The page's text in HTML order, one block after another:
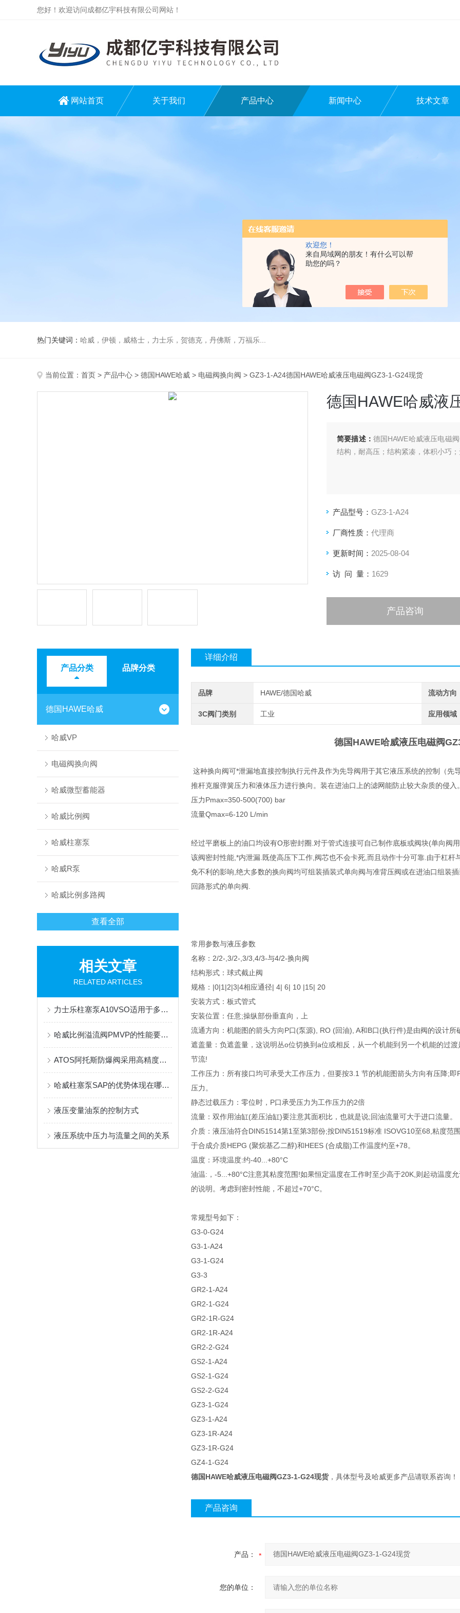
欢迎您！
来自局域网的朋友！有什么可以帮
助您的吗？
您好！欢迎访问成都亿宇科技有限公司网站！
网站首页 关于我们 产品中心 新闻中心 技术文章
热门关键词： 哈威，伊顿，威格士，力士乐，贺德克，丹佛斯，万福乐...
当前位置： 首页 > 产品中心 > 德国HAWE哈威 > 电磁阀换向阀 > GZ3-1-A24德国HAWE哈威液压电磁阀GZ3-1-G24现货
德国HAWE哈威液
简要描述： 德国HAWE哈威液压电磁
结构，耐高压；结构紧凑，体积小巧
产品型号： GZ3-1-A24
厂商性质： 代理商
更新时间： 2025-08-04
访 问 量： 1629
产品咨询
产品分类 品牌分类
德国HAWE哈威
哈威VP
电磁阀换向阀
哈威微型蓄能器
哈威比例阀
哈威柱塞泵
哈威R泵
哈威比例多路阀
查看全部
相关文章
RELATED ARTICLES
力士乐柱塞泵A10VSO适用于多种工作条件和环境
哈威比例溢流阀PMVP的性能要求有哪些？这里有着详细的分析
ATOS阿托斯防爆阀采用高精度压力传感器与调节装置
哈威柱塞泵SAP的优势体现在哪些方面？
液压变量油泵的控制方式
液压系统中压力与流量之间的关系
详细介绍
品牌 HAWE/德国哈威 流动方向
3C阀门类别 工业 应用领域
德国HAWE哈威液压电磁阀
这种换向阀可*泄漏地直接控制执行元件及作为先导阀用于其它液压系统的控制（
推杆克服弹簧压力和液体压力进行换向。装在进油口上的滤网能防止较大杂质的侵入
压力Pmax=350-500(700) bar
流量Qmax=6-120 L/min
经过平磨板上的油口均设有O形密封圈.对于管式连接可自己制作底板或阀块(单向阀
该阀密封性能,*内泄漏.既使高压下工作,阀芯也不会卡死,而且动作十分可靠.由于杠
免不利的影响,绝大多数的换向阀均可组装插装式单向阀与准背压阀或在进油口组装
回路形式的单向阀.
常用参数与液压参数
名称：2/2-,3/2-,3/3,4/3-与4/2-换向阀
结构形式：球式截止阀
规格：|0|1|2|3|4相应通径| 4| 6| 10 |15| 20
安装方式：板式管式
安装位置：任意;操纵部份垂直向，上
流通方向：机能图的箭头方向P口(泵源), RO (回油), A和B口(执行件)是由阀的设计所
遮盖量：负遮盖量，这说明丛o位切换到a位或相反，从一个机能到另一个机能的过
节流!
工作压力：所有接口均可承受大工作压力，但要按3.1 节的机能图箭头方向有压降;
压力。
静态过载压力：零位时，P口承受压力为工作压力的2倍
流量：双作用油缸(差压油缸)要注意其面积比，也就是说;回油流量可大于进口流量。
介质：液压油符合DIN51514第1至第3部份;按DIN51519标准 ISOVG10至68,粘度
于合成介质HEPG (聚烷基乙二醇)和HEES (合成脂)工作温度约至+78。
温度：环境温度:约-40...+80°C
油温:，-5...+80°C注意其粘度范围!如果恒定温度在工作时至少高于20K,则起动温度
的说明。考虑到密封性能，不超过+70°C。
常规型号如下：
G3-0-G24
G3-1-A24
G3-1-G24
G3-3
GR2-1-A24
GR2-1-G24
GR2-1R-G24
GR2-1R-A24
GR2-2-G24
GS2-1-A24
GS2-1-G24
GS2-2-G24
GZ3-1-G24
GZ3-1-A24
GZ3-1R-A24
GZ3-1R-G24
GZ4-1-G24
德国HAWE哈威液压电磁阀GZ3-1-G24现货，具体型号及哈威更多产品请联系咨询！
产品咨询
产品：
您的单位：